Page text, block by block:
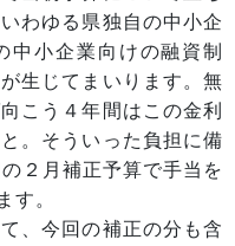
わゆる県独自の中小企
中小企業向けの融資制
生じてまいります。無
こう４年間はこの金利
。そういった負担に備
２月補正予算で手当を
す。
、今回の補正の分も含